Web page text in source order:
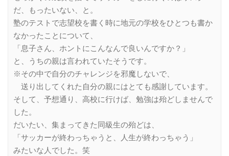
だ、もったいない、と。
塾のテストで志望校を書く時に地元の学校をひとつも書か
なかったことについて、
「息子さん、ホントにこんなんで良いんですか？」
と、うちの親は言われていたそうです。
※その中で自分のチャレンジを邪魔しないで、
送り出してくれた自分の親にはとても感謝しています。
そして、予想通り、高校に行けば、勉強は殆どしませんで
した。
だいたい、集まってきた同級生の殆どは、
「サッカーが終わっちゃうと、人生が終わっちゃう」
みたいな人でした。笑